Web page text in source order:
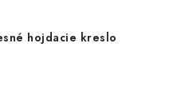
hojdacie kreslo